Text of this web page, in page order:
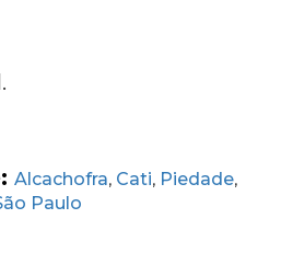
Alcachofra, Cati, Piedade,
Paulo